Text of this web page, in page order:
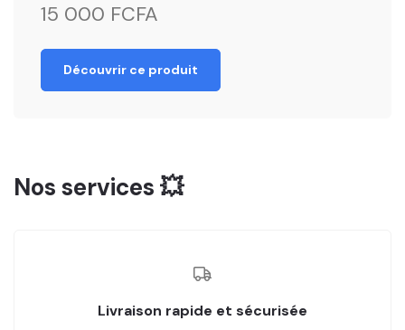
15 000 FCFA
Découvrir ce produit
Nos services 💥
Livraison rapide et sécurisée